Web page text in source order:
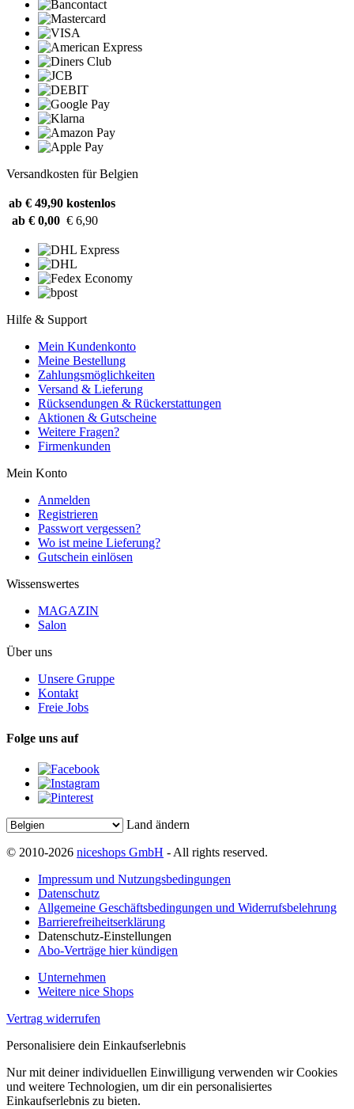
Versandkosten für Belgien
ab € 49,90 kostenlos
ab € 0,00 € 6,90
Hilfe & Support
Mein Kundenkonto
Meine Bestellung
Zahlungsmöglichkeiten
Versand & Lieferung
Rücksendungen & Rückerstattungen
Aktionen & Gutscheine
Weitere Fragen?
Firmenkunden
Mein Konto
Anmelden
Registrieren
Passwort vergessen?
Wo ist meine Lieferung?
Gutschein einlösen
Wissenswertes
MAGAZIN
Salon
Über uns
Unsere Gruppe
Kontakt
Freie Jobs
Folge uns auf
Land ändern
© 2010-2026 niceshops GmbH - All rights reserved.
Impressum und Nutzungsbedingungen
Datenschutz
Allgemeine Geschäftsbedingungen und Widerrufsbelehrung
Barrierefreiheitserklärung
Datenschutz-Einstellungen
Abo-Verträge hier kündigen
Unternehmen
Weitere nice Shops
Vertrag widerrufen
Personalisiere dein Einkaufserlebnis
Nur mit deiner individuellen Einwilligung verwenden wir Cookies
und weitere Technologien, um dir ein personalisiertes
Einkaufserlebnis zu bieten.